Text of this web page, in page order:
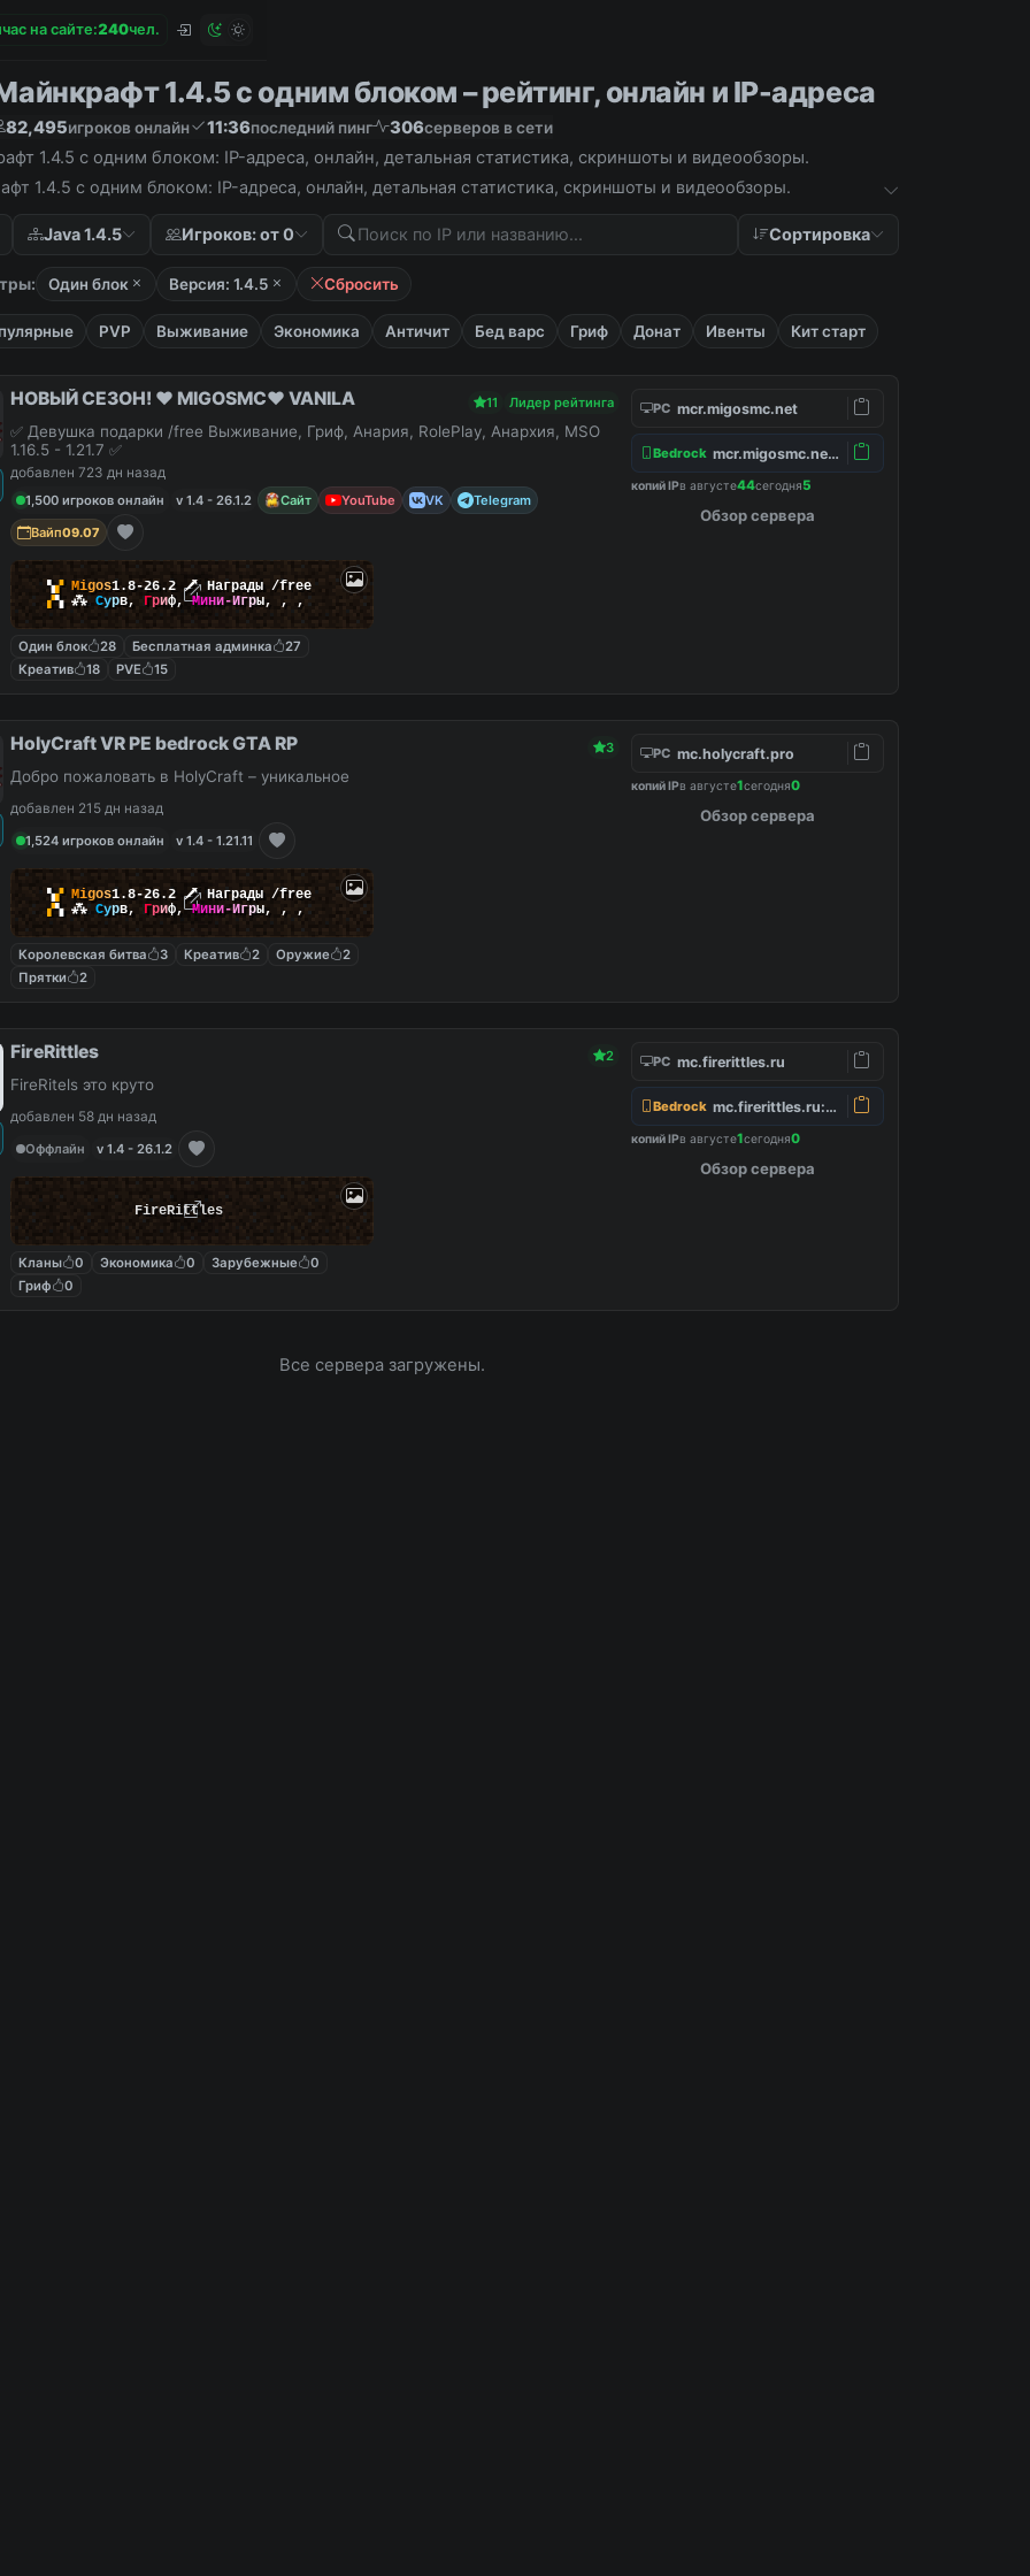
на сайте:240чел.
1.4.5 с одним блоком – рейтинг, онлайн и IP-адреса
82,495игроков онлайн 11:36последний пинг 306серверов в сети
1.4.5 с одним блоком: IP-адреса, онлайн, детальная статистика, скриншоты и видеообзоры.
1.4.5 с одним блоком: IP-адреса, онлайн, детальная статистика, скриншоты и видеообзоры.
Java 1.4.5 Игроков: от 0 Сортировка
Один блок Версия: 1.4.5 Сбросить
PVP Выживание Экономика Античит Бед варс Гриф Донат Ивенты Кит старт
НОВЫЙ СЕЗОН! ❤️ MIGOSMC❤️ VANILA 11 Лидер рейтинга
✅ Девушка подарки /free Выживание, Гриф, Анария, RolePlay, Анархия, MSO
1.16.5 - 1.21.7 ✅
добавлен 723 дн назад
1,500 игроков онлайн
v 1.4 - 26.1.2 Сайт YouTube VK
Telegram
Вайп09.07
▚▞ Migos1.8-26.2 🗡 Награды /free
▞▚ ⁂ Сурв, Гриф,Мини-Игры, , ,
Один блок 28 Бесплатная админка
27
Креатив
18 PVE 15
PC mcr.migosmc.net
Bedrock mcr.migosmc.net:19132
копий IPв августе44сегодня5
Обзор сервера
HolyCraft VR PE bedrock GTA RP 3
Добро пожаловать в HolyCraft – уникальное
добавлен 215 дн назад
1,524 игроков онлайн
v 1.4 - 1.21.11
▚▞ Migos1.8-26.2 🗡 Награды /free
▞▚ ⁂ Сурв, Гриф,Мини-Игры, , ,
Королевская битва 3 Креатив 2 Оружие
2
Прятки
2
PC mc.holycraft.pro
копий IPв августе1сегодня0
Обзор сервера
FireRittles 2
FireRitels это круто
добавлен 58 дн назад
Оффлайн
v 1.4 - 26.1.2
FireRittles
Кланы 0 Экономика 0 Зарубежные
0
Гриф
0
PC mc.firerittles.ru
Bedrock mc.firerittles.ru:25565
копий IPв августе1сегодня0
Обзор сервера
Все сервера загружены.